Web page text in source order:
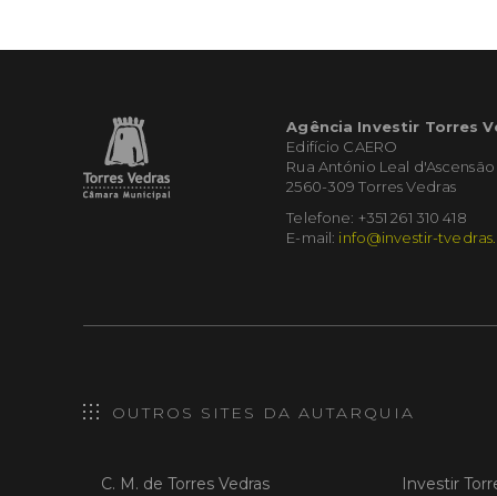
Agência Investir Torres
Edifício CAERO
Rua António Leal d'Ascensão
2560-309 Torres Vedras
Telefone: +351 261 310 418
E-mail: info@investir-
OUTROS SITES DA AUTARQUIA
C. M. de Torres Vedras Investir